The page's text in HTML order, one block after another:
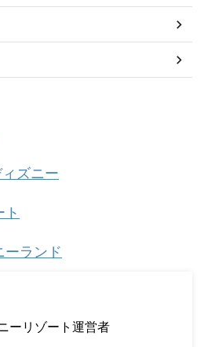
ズニー
ーランド